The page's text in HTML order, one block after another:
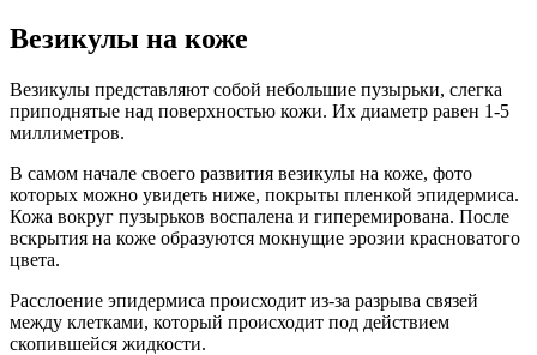
Везикулы на коже
Везикулы представляют собой небольшие пузырьки, слегка
приподнятые над поверхностью кожи. Их диаметр равен 1-5
миллиметров.
В самом начале своего развития везикулы на коже, фото
которых можно увидеть ниже, покрыты пленкой эпидермиса.
Кожа вокруг пузырьков воспалена и гиперемирована. После
вскрытия на коже образуются мокнущие эрозии красноватого
цвета.
Расслоение эпидермиса происходит из-за разрыва связей
между клетками, который происходит под действием
скопившейся жидкости.